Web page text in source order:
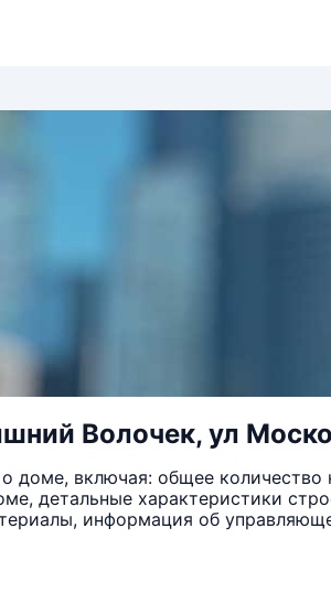
Волочек, ул
включая: общее количество
детальные характеристики
информация об